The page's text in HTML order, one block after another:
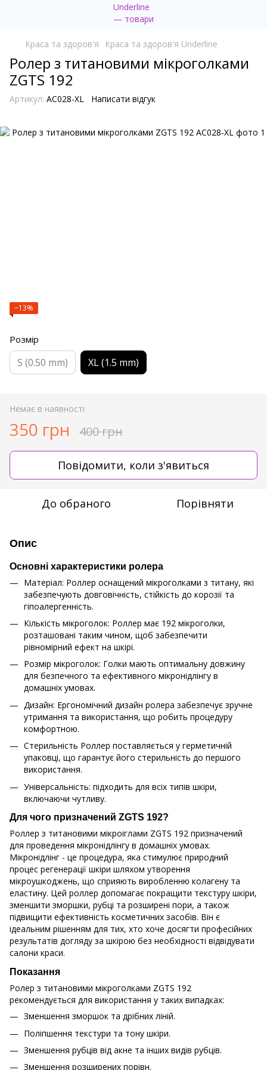
Краса та здоров'я Краса та здоров'я Underline
Ролер з титановими мікроголками
ZGTS 192
Артикул: AC028-XL Написати відгук
−13%
Розмір
S (0.50 mm) XL (1.5 mm)
Немає в наявності
350 грн 400 грн
Повідомити, коли з'явиться
До обраного Порівняти
Опис
Основні характеристики ролера
Матеріал: Роллер оснащений мікроголками з титану, які
забезпечують довговічність, стійкість до корозії та
гіпоалергенність.
Кількість мікроголок: Роллер має 192 мікроголки,
розташовані таким чином, щоб забезпечити
рівномірний ефект на шкірі.
Розмір мікроголок: Голки мають оптимальну довжину
для безпечного та ефективного мікронідлінгу в
домашніх умовах.
Дизайн: Ергономічний дизайн ролера забезпечує зручне
утримання та використання, що робить процедуру
комфортною.
Стерильність Роллер поставляється у герметичній
упаковці, що гарантує його стерильність до першого
використання.
Універсальність: підходить для всіх типів шкіри,
включаючи чутливу.
Для чого призначений ZGTS 192?
Роллер з титановими мікроіглами ZGTS 192 призначений
для проведення мікронідлінгу в домашніх умовах.
Мікронідлінг - це процедура, яка стимулює природний
процес регенерації шкіри шляхом утворення
мікроушкоджень, що сприяють виробленню колагену та
еластину. Цей роллер допомагає покращити текстуру шкіри,
зменшити зморшки, рубці та розширені пори, а також
підвищити ефективність косметичних засобів. Він є
ідеальним рішенням для тих, хто хоче досягти професійних
результатів догляду за шкірою без необхідності відвідувати
салони краси.
Показання
Ролер з титановими мікроголками ZGTS 192
рекомендується для використання у таких випадках:
Зменшення зморшок та дрібних ліній.
Поліпшення текстури та тону шкіри.
Зменшення рубців від акне та інших видів рубців.
Зменшення розширених порівн.